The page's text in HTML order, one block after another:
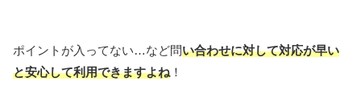
ポイントが入ってない…など問い合わせに対して対応が早い
と安心して利用できますよね ！